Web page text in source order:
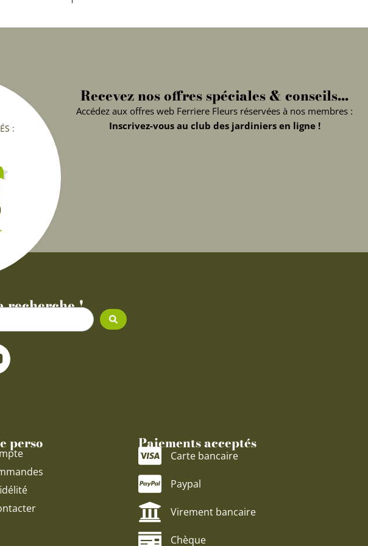
:
Recevez nos offres spéciales & conseils...
Accédez aux offres web Ferriere Fleurs réservées à nos membres :
Inscrivez-vous au club des jardiniers en ligne !
recherche !
perso Paiements acceptés
Carte bancaire
Paypal
Virement bancaire
Chèque